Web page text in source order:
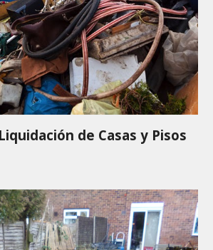
de Casas y Pisos